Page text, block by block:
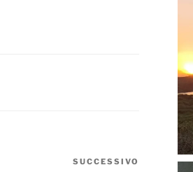
Articolo
SUCCESSIVO